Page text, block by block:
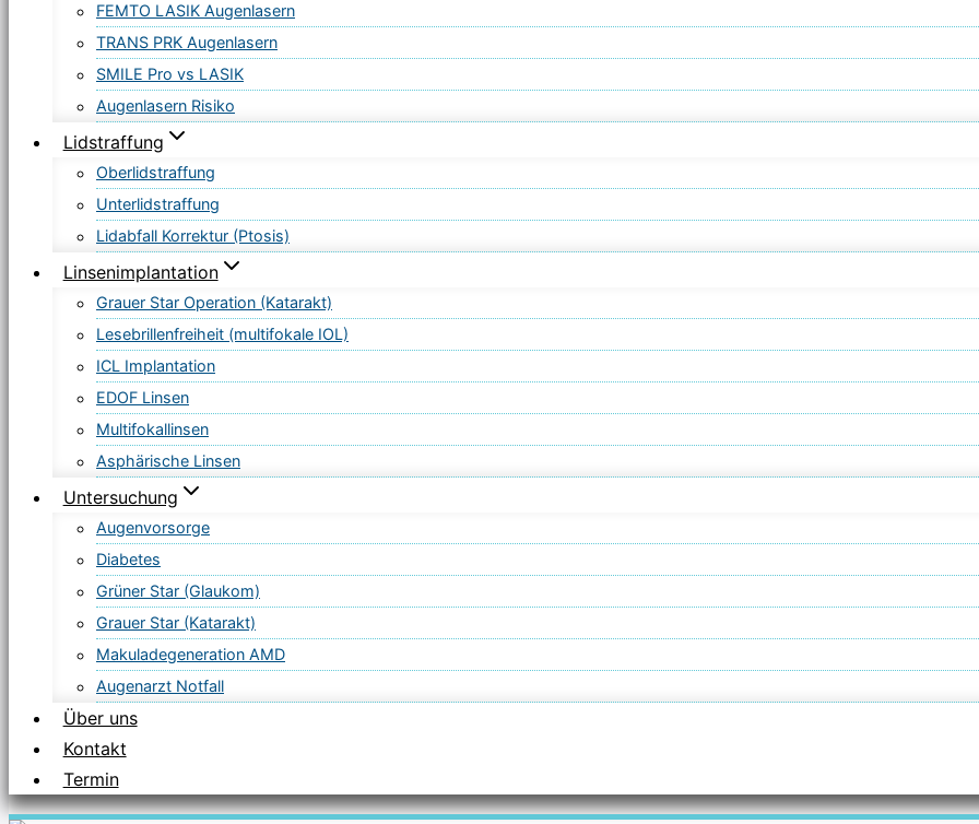
FEMTO LASIK Augenlasern
TRANS PRK Augenlasern
SMILE Pro vs LASIK
Augenlasern Risiko
Lidstraffung
Oberlidstraffung
Unterlidstraffung
Lidabfall Korrektur (Ptosis)
Linsenimplantation
Grauer Star Operation (Katarakt)
Lesebrillenfreiheit (multifokale IOL)
ICL Implantation
EDOF Linsen
Multifokallinsen
Asphärische Linsen
Untersuchung
Augenvorsorge
Diabetes
Grüner Star (Glaukom)
Grauer Star (Katarakt)
Makuladegeneration AMD
Augenarzt Notfall
Über uns
Kontakt
Termin